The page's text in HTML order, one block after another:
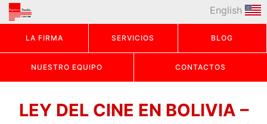
LA FIRMA SERVICIOS BLOG
NUESTRO EQUIPO CONTACTOS
English
LEY DEL CINE EN BOLIVIA –